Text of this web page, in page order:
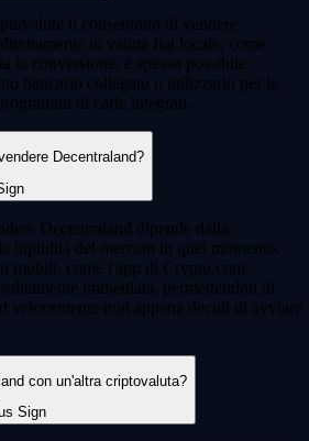
ti consentono di vendere
in valuta fiat locale, come
la conversione, è spesso possibile
bancario collegato o utilizzarlo per le
di carte integrati.
Decentraland?
Decentraland dipende dalla
liquidità del mercato in quel momento.
mobili, come l'app di Crypto.com,
immediata, permettendoti di
velocemente non appena decidi di avviare
con un'altra criptovaluta?